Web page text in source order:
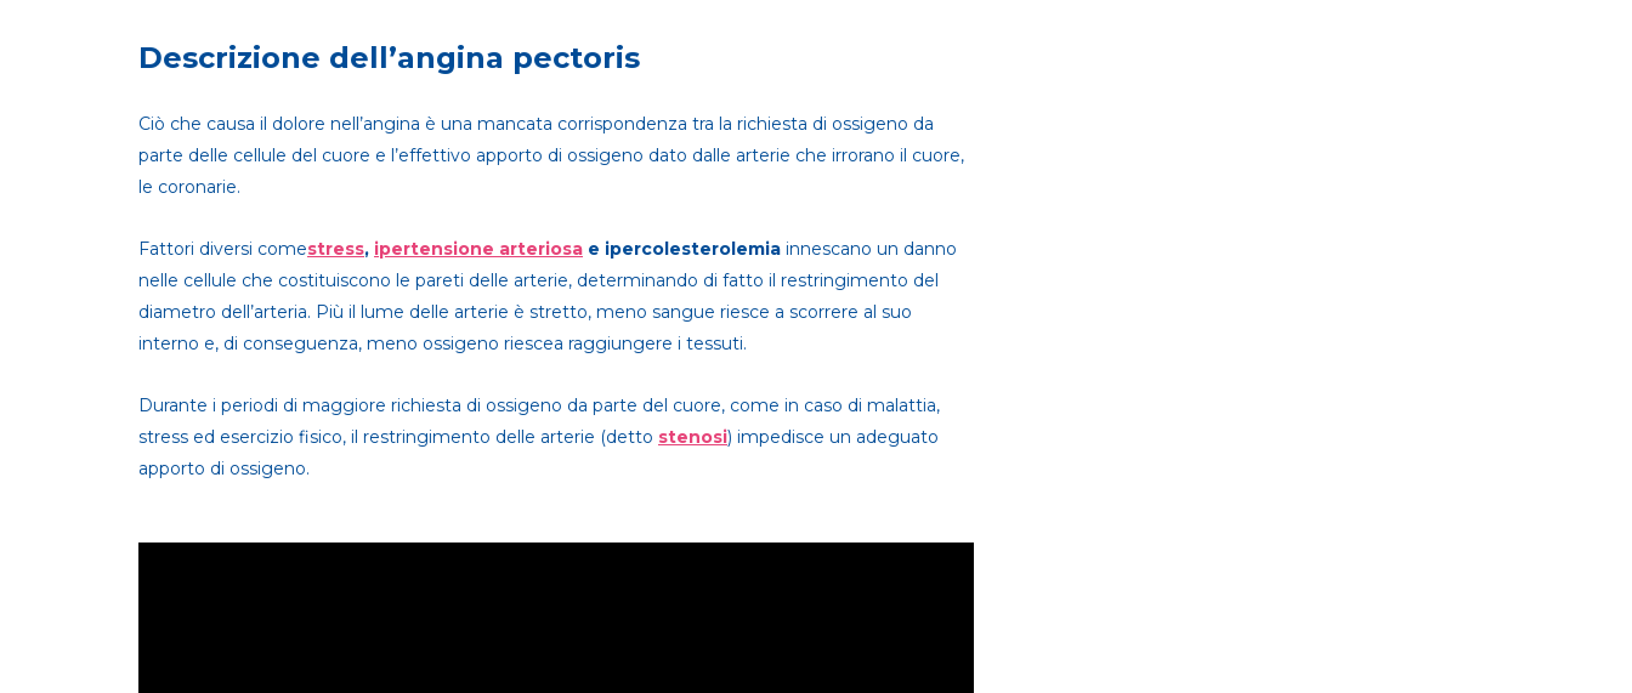
Descrizione dell’angina pectoris
Ciò che causa il dolore nell’angina è una mancata corrispondenza tra la richiesta di ossigeno da
parte delle cellule del cuore e l’effettivo apporto di ossigeno dato dalle arterie che irrorano il cuore,
le coronarie.
Fattori diversi comestress, ipertensione arteriosa e ipercolesterolemia innescano un danno
nelle cellule che costituiscono le pareti delle arterie, determinando di fatto il restringimento del
diametro dell’arteria. Più il lume delle arterie è stretto, meno sangue riesce a scorrere al suo
interno e, di conseguenza, meno ossigeno riescea raggiungere i tessuti.
Durante i periodi di maggiore richiesta di ossigeno da parte del cuore, come in caso di malattia,
stress ed esercizio fisico, il restringimento delle arterie (detto stenosi) impedisce un adeguato
apporto di ossigeno.